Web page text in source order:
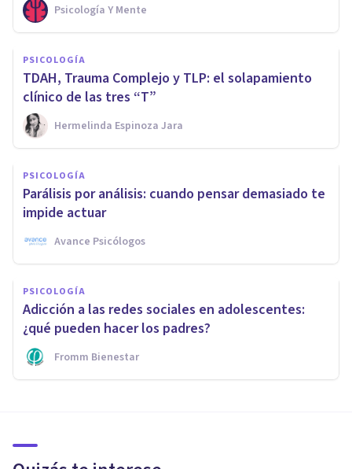
Psicología Y Mente
PSICOLOGÍA
TDAH, Trauma Complejo y TLP: el solapamiento
clínico de las tres “T”
Hermelinda Espinoza Jara
PSICOLOGÍA
Parálisis por análisis: cuando pensar demasiado te
impide actuar
Avance Psicólogos
PSICOLOGÍA
Adicción a las redes sociales en adolescentes:
¿qué pueden hacer los padres?
Fromm Bienestar